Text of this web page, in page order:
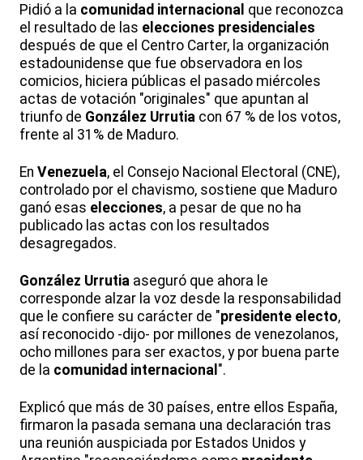
Pidió a la comunidad internacional que reconozca
el resultado de las elecciones presidenciales
después de que el Centro Carter, la organización
estadounidense que fue observadora en los
comicios, hiciera públicas el pasado miércoles
actas de votación "originales" que apuntan al
triunfo de González Urrutia con 67 % de los votos,
frente al 31% de Maduro.
En Venezuela, el Consejo Nacional Electoral (CNE),
controlado por el chavismo, sostiene que Maduro
ganó esas elecciones, a pesar de que no ha
publicado las actas con los resultados
desagregados.
González Urrutia aseguró que ahora le
corresponde alzar la voz desde la responsabilidad
que le confiere su carácter de "presidente electo,
así reconocido -dijo- por millones de venezolanos,
ocho millones para ser exactos, y por buena parte
de la comunidad internacional ".
Explicó que más de 30 países, entre ellos España,
firmaron la pasada semana una declaración tras
una reunión auspiciada por Estados Unidos y